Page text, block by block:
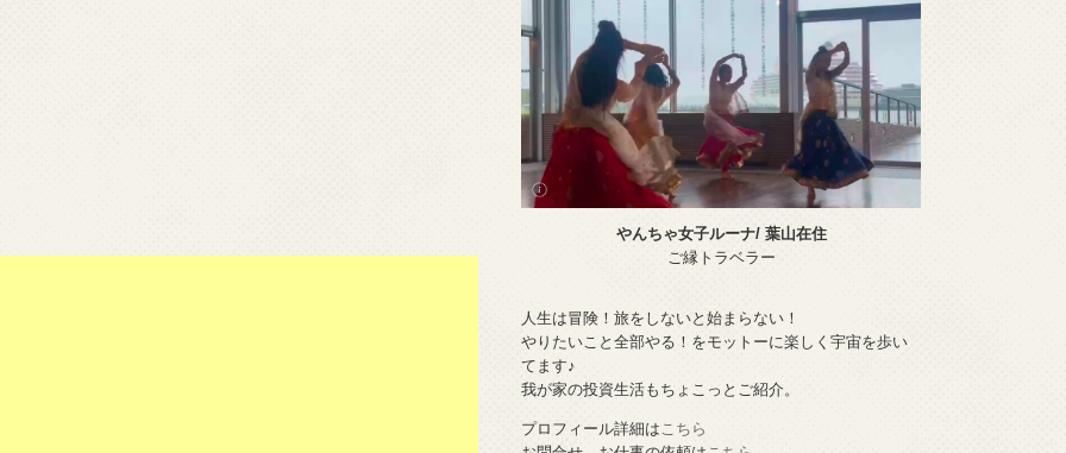
やんちゃ女子ルーナ/ 葉山在住
ご縁トラベラー
人生は冒険！旅をしないと始まらない！
やりたいこと全部やる！をモットーに楽しく宇宙を歩い
てます♪
我が家の投資生活もちょこっとご紹介。
プロフィール詳細は こちら